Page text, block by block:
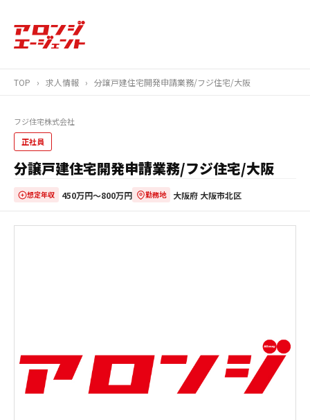
TOP › 求人情報 › 分譲戸建住宅開発申請業務/フジ住宅/大阪
フジ住宅株式会社
正社員
分譲戸建住宅開発申請業務/フジ住宅/大阪
想定年収 450万円〜800万円 勤務地 大阪府 大阪市北区